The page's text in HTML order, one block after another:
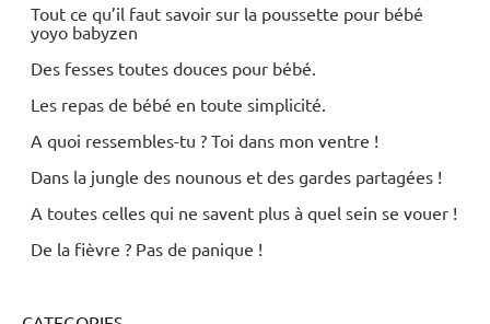
Tout ce qu’il faut savoir sur la poussette pour bébé
yoyo babyzen
Des fesses toutes douces pour bébé.
Les repas de bébé en toute simplicité.
A quoi ressembles-tu ? Toi dans mon ventre !
Dans la jungle des nounous et des gardes partagées !
A toutes celles qui ne savent plus à quel sein se vouer !
De la fièvre ? Pas de panique !